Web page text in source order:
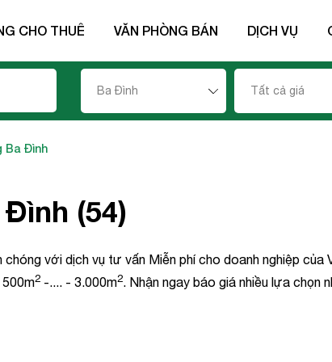
CHO THUÊ VĂN PHÒNG BÁN DỊCH VỤ
Ba Đình Tất cả giá
Ba Đình
(54)
với dịch vụ tư vấn Miễn phí cho doanh nghiệp
2 -.... - 3.000m2. Nhận ngay báo giá nhiều lựa chọn